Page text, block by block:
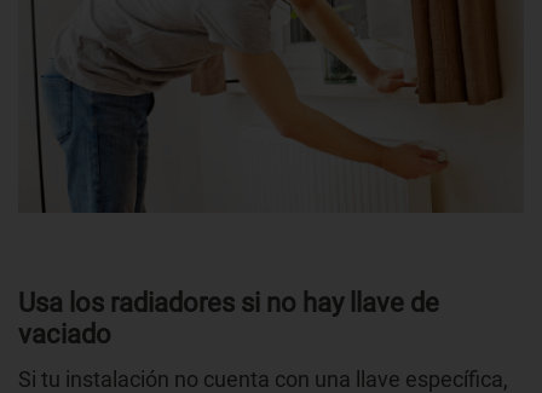
Usa los radiadores si no hay llave de
vaciado
Si tu instalación no cuenta con una llave específica,